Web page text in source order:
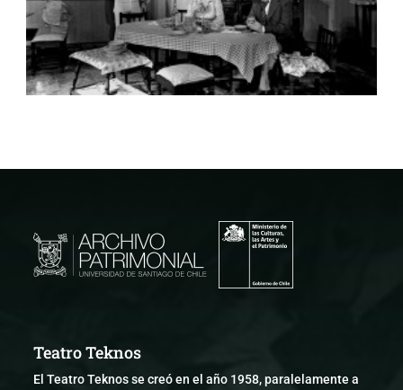
Teatro Teknos
El Teatro Teknos se creó en el año 1958, paralelamente a